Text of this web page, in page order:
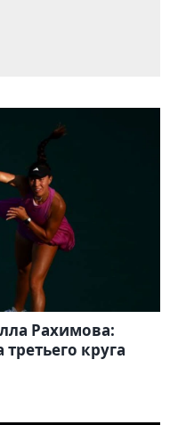
Рахимова:
круга